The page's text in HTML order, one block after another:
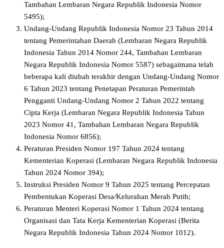
Tambahan Lembaran Negara Republik Indonesia Nomor
5495);
Undang-Undang Republik Indonesia Nomor 23 Tahun 2014
tentang Pemerintahan Daerah (Lembaran Negara Republik
Indonesia Tahun 2014 Nomor 244, Tambahan Lembaran
Negara Republik Indonesia Nomor 5587) sebagaimana telah
beberapa kali diubah terakhir dengan Undang-Undang Nomor
6 Tahun 2023 tentang Penetapan Peraturan Pemerintah
Pengganti Undang-Undang Nomor 2 Tahun 2022 tentang
Cipta Kerja (Lembaran Negara Republik Indonesia Tahun
2023 Nomor 41, Tambahan Lembaran Negara Republik
Indonesia Nomor 6856);
Peraturan Presiden Nomor 197 Tahun 2024 tentang
Kementerian Koperasi (Lembaran Negara Republik Indonesia
Tahun 2024 Nomor 394);
Instruksi Presiden Nomor 9 Tahun 2025 tentang Percepatan
Pembentukan Koperasi Desa/Kelurahan Merah Putih;
Peraturan Menteri Koperasi Nomor 1 Tahun 2024 tentang
Organisasi dan Tata Kerja Kementerian Koperasi (Berita
Negara Republik Indonesia Tahun 2024 Nomor 1012).